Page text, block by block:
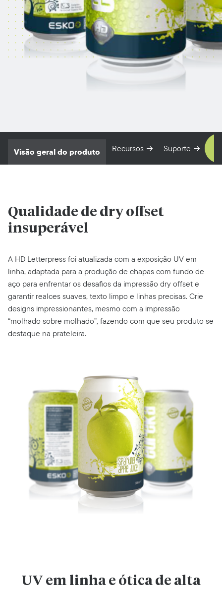
Visão geral do produto Recursos Suporte
Qualidade de dry offset
insuperável
A HD Letterpress foi atualizada com a exposição UV em
linha, adaptada para a produção de chapas com fundo de
aço para enfrentar os desafios da impressão dry offset e
garantir realces suaves, texto limpo e linhas precisas. Crie
designs impressionantes, mesmo com a impressão
“molhado sobre molhado”, fazendo com que seu produto se
destaque na prateleira.
UV em linha e ótica de alta